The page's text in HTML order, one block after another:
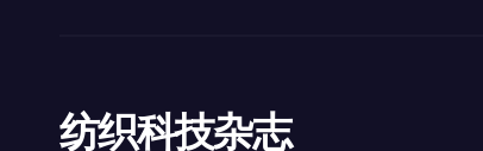
纺织科技杂志